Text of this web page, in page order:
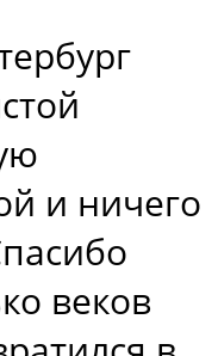
и ничего
веков